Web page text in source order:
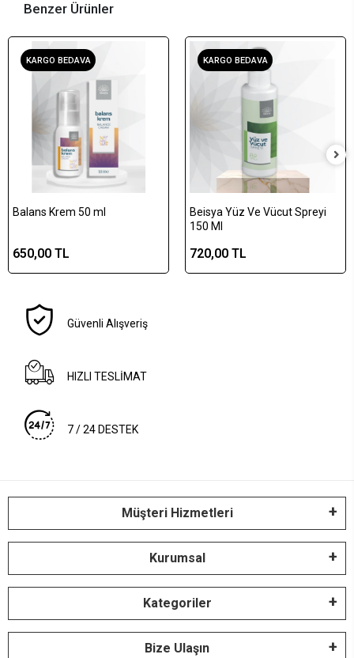
Benzer Ürünler
KARGO BEDAVA
Balans Krem 50 ml
650,00 TL
KARGO BEDAVA
Beisya Yüz Ve Vücut Spreyi
150 Ml
720,00 TL
Güvenli Alışveriş
HIZLI TESLİMAT
7 / 24 DESTEK
Müşteri Hizmetleri
Kurumsal
Kategoriler
Bize Ulaşın